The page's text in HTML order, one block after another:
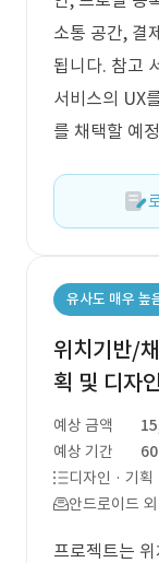
소통 공간, 결
됩니다. 참고
서비스의 UX
를 채택할 예
유사도 매우 높
위치기반/
획 및 디자
예상 금액
예상 기간
디자인 · 기획
안드로이드
프로젝트는